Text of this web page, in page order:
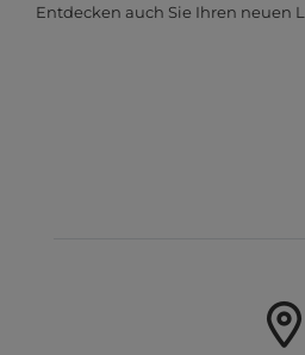
Entdecken auch Sie Ihren neuen